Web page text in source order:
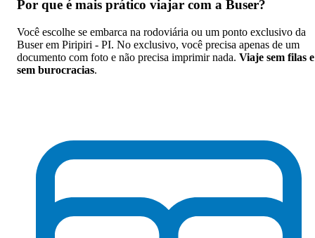
Por que é mais prático viajar com a Buser?
Você escolhe se embarca na rodoviária ou um ponto exclusivo da
Buser em Piripiri - PI. No exclusivo, você precisa apenas de um
documento com foto e não precisa imprimir nada. Viaje sem filas e
sem burocracias.